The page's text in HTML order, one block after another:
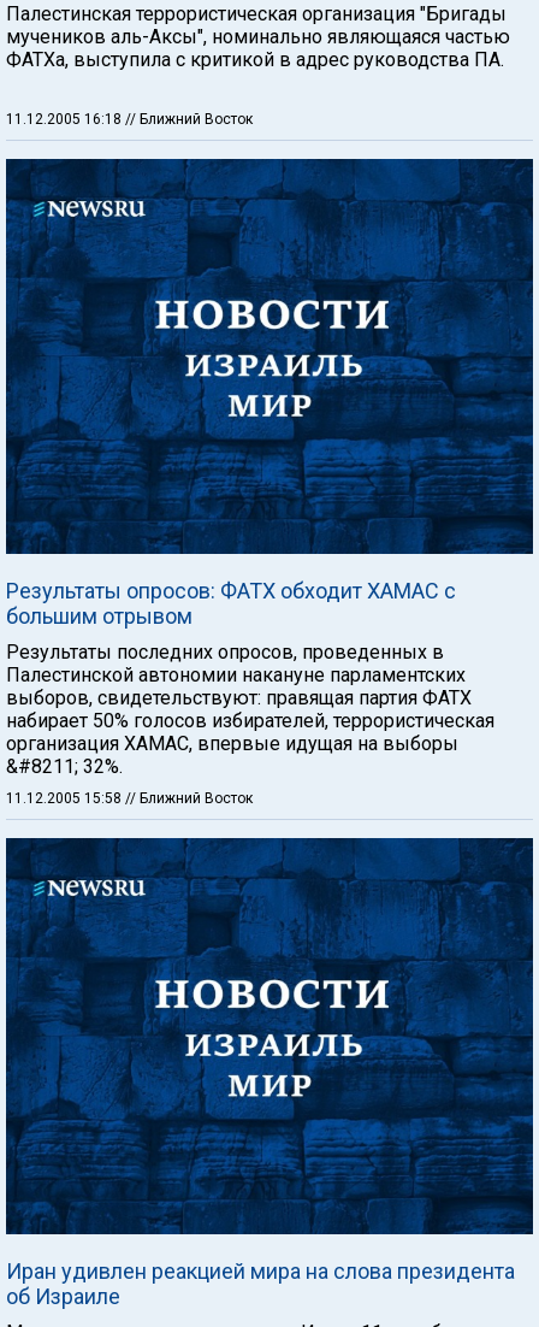
Палестинская террористическая организация "Бригады
мучеников аль-Аксы", номинально являющаяся частью
ФАТХа, выступила с критикой в адрес руководства ПА.
11.12.2005 16:18 // Ближний Восток
Результаты опросов: ФАТХ обходит ХАМАС с
большим отрывом
Результаты последних опросов, проведенных в
Палестинской автономии накануне парламентских
выборов, свидетельствуют: правящая партия ФАТХ
набирает 50% голосов избирателей, террористическая
организация ХАМАС, впервые идущая на выборы
&#8211; 32%.
11.12.2005 15:58 // Ближний Восток
Иран удивлен реакцией мира на слова президента
об Израиле